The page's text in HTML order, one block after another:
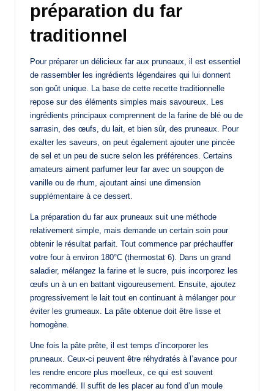
préparation du far
traditionnel
Pour préparer un délicieux far aux pruneaux, il est essentiel
de rassembler les ingrédients légendaires qui lui donnent
son goût unique. La base de cette recette traditionnelle
repose sur des éléments simples mais savoureux. Les
ingrédients principaux comprennent de la farine de blé ou de
sarrasin, des œufs, du lait, et bien sûr, des pruneaux. Pour
exalter les saveurs, on peut également ajouter une pincée
de sel et un peu de sucre selon les préférences. Certains
amateurs aiment parfumer leur far avec un soupçon de
vanille ou de rhum, ajoutant ainsi une dimension
supplémentaire à ce dessert.
La préparation du far aux pruneaux suit une méthode
relativement simple, mais demande un certain soin pour
obtenir le résultat parfait. Tout commence par préchauffer
votre four à environ 180°C (thermostat 6). Dans un grand
saladier, mélangez la farine et le sucre, puis incorporez les
œufs un à un en battant vigoureusement. Ensuite, ajoutez
progressivement le lait tout en continuant à mélanger pour
éviter les grumeaux. La pâte obtenue doit être lisse et
homogène.
Une fois la pâte prête, il est temps d’incorporer les
pruneaux. Ceux-ci peuvent être réhydratés à l’avance pour
les rendre encore plus moelleux, ce qui est souvent
recommandé. Il suffit de les placer au fond d’un moule